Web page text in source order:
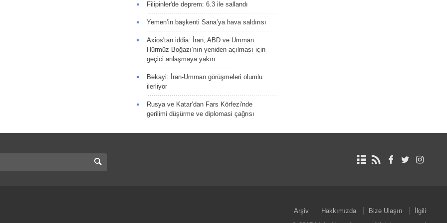
Filipinler'de deprem: 6.3 ile sallandı
Yemen’in başkenti Sana’ya hava saldırısı
Axios'tan iddia: İran, ABD ve Umman
Hürmüz Boğazı’nın yeniden açılması için
geçici anlaşmaya yakın
Bekayi: İran-Umman görüşmeleri olumlu
ilerliyor
Rusya ve Katar’dan Fars Körfezi'nde
gerilimi düşürme ve diplomasi çağrısı
Arşiv Hakkımızda Bize Ulaşın
İlgili